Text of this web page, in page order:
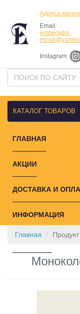
Адреса
Email:
emperador-
Instagram:
КАТАЛОГ ТОВАРОВ
ГЛАВНАЯ
АКЦИИ
ДОСТАВКА И
ИНФОРМАЦИЯ
Главная